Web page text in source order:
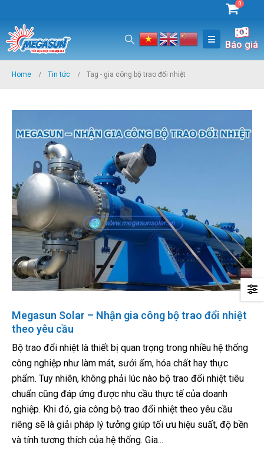
0
Báo giá
Home Tin tức Tag - gia công bộ trao đổi nhiệt
Megasun Solar – Nhận gia công bộ trao đổi nhiệt
theo yêu cầu
Bộ trao đổi nhiệt là thiết bị quan trọng trong nhiều hệ thống
công nghiệp như làm mát, sưởi ấm, hóa chất hay thực
phẩm. Tuy nhiên, không phải lúc nào bộ trao đổi nhiệt tiêu
chuẩn cũng đáp ứng được nhu cầu thực tế của doanh
nghiệp. Khi đó, gia công bộ trao đổi nhiệt theo yêu cầu
riêng sẽ là giải pháp lý tưởng giúp tối ưu hiệu suất, độ bền
và tính tương thích của hệ thống. Gia...